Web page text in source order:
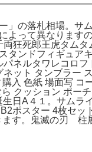
」の落札相場。サ
よって異なります
狂死郎王虎タムタ
タンドフィギュア
ネルタワレコロフ
ット タンブラー
入 色紙 場面写 コ
クッション ポー
日A４１。サムラ
B2ポスター 4枚セ
ます。鬼滅の刃